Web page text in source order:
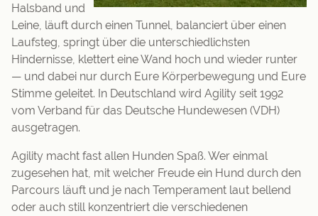
Halsband und
Leine, läuft durch einen Tunnel, balanciert über einen
Laufsteg, springt über die unterschiedlichsten
Hindernisse, klettert eine Wand hoch und wieder runter
— und dabei nur durch Eure Körperbewegung und Eure
Stimme geleitet. In Deutschland wird Agility seit 1992
vom Verband für das Deutsche Hundewesen (VDH)
ausgetragen.
Agility macht fast allen Hunden Spaß. Wer einmal
zugesehen hat, mit welcher Freude ein Hund durch den
Parcours läuft und je nach Temperament laut bellend
oder auch still konzentriert die verschiedenen